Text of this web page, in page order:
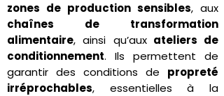
zones de production sensibles, aux
chaînes de transformation
alimentaire, ainsi qu’auxateliers de
conditionnement. Ils permettent de
garantir des conditions de propreté
irréprochables, essentielles à la